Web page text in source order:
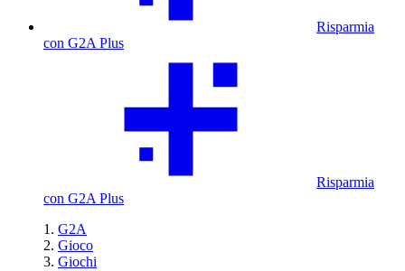
Risparmia
con G2A Plus
Risparmia
con G2A Plus
G2A
Gioco
Giochi